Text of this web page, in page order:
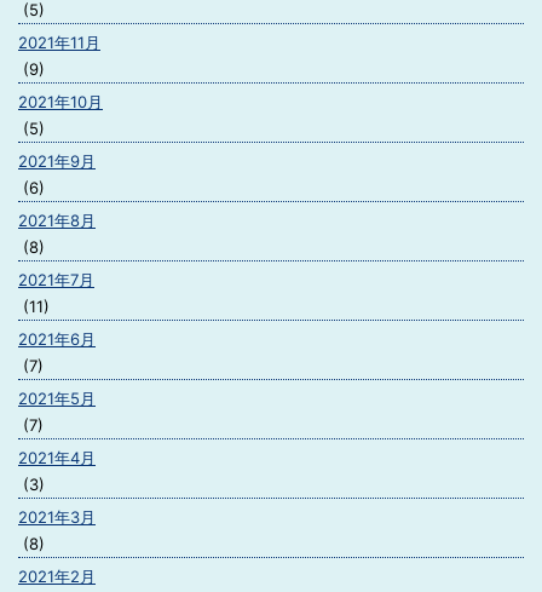
(5)
2021年11月
(9)
2021年10月
(5)
2021年9月
(6)
2021年8月
(8)
2021年7月
(11)
2021年6月
(7)
2021年5月
(7)
2021年4月
(3)
2021年3月
(8)
2021年2月